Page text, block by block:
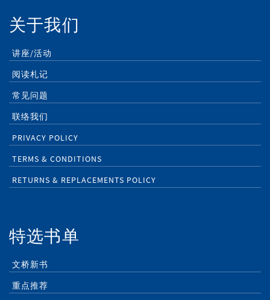
关于我们
讲座/活动
阅读札记
常见问题
联络我们
PRIVACY POLICY
TERMS & CONDITIONS
RETURNS & REPLACEMENTS POLICY
特选书单
文桥新书
重点推荐